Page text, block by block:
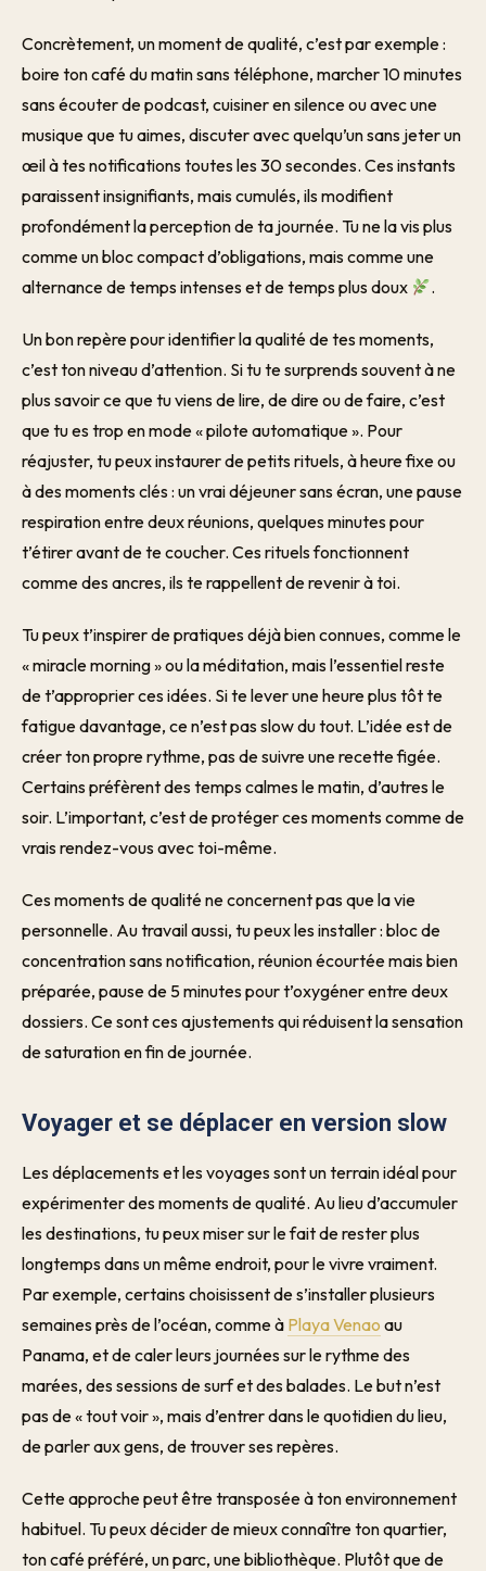
Concrètement, un moment de qualité, c’est par exemple :
boire ton café du matin sans téléphone, marcher 10 minutes
sans écouter de podcast, cuisiner en silence ou avec une
musique que tu aimes, discuter avec quelqu’un sans jeter un
œil à tes notifications toutes les 30 secondes. Ces instants
paraissent insignifiants, mais cumulés, ils modifient
profondément la perception de ta journée. Tu ne la vis plus
comme un bloc compact d’obligations, mais comme une
alternance de temps intenses et de temps plus doux
.
Un bon repère pour identifier la qualité de tes moments,
c’est ton niveau d’attention. Si tu te surprends souvent à ne
plus savoir ce que tu viens de lire, de dire ou de faire, c’est
que tu es trop en mode « pilote automatique ». Pour
réajuster, tu peux instaurer de petits rituels, à heure fixe ou
à des moments clés : un vrai déjeuner sans écran, une pause
respiration entre deux réunions, quelques minutes pour
t’étirer avant de te coucher. Ces rituels fonctionnent
comme des ancres, ils te rappellent de revenir à toi.
Tu peux t’inspirer de pratiques déjà bien connues, comme le
« miracle morning » ou la méditation, mais l’essentiel reste
de t’approprier ces idées. Si te lever une heure plus tôt te
fatigue davantage, ce n’est pas slow du tout. L’idée est de
créer ton propre rythme, pas de suivre une recette figée.
Certains préfèrent des temps calmes le matin, d’autres le
soir. L’important, c’est de protéger ces moments comme de
vrais rendez-vous avec toi-même.
Ces moments de qualité ne concernent pas que la vie
personnelle. Au travail aussi, tu peux les installer : bloc de
concentration sans notification, réunion écourtée mais bien
préparée, pause de 5 minutes pour t’oxygéner entre deux
dossiers. Ce sont ces ajustements qui réduisent la sensation
de saturation en fin de journée.
Voyager et se déplacer en version slow
Les déplacements et les voyages sont un terrain idéal pour
expérimenter des moments de qualité. Au lieu d’accumuler
les destinations, tu peux miser sur le fait de rester plus
longtemps dans un même endroit, pour le vivre vraiment.
Par exemple, certains choisissent de s’installer plusieurs
semaines près de l’océan, comme à Playa Venao au
Panama, et de caler leurs journées sur le rythme des
marées, des sessions de surf et des balades. Le but n’est
pas de « tout voir », mais d’entrer dans le quotidien du lieu,
de parler aux gens, de trouver ses repères.
Cette approche peut être transposée à ton environnement
habituel. Tu peux décider de mieux connaître ton quartier,
ton café préféré, un parc, une bibliothèque. Plutôt que de